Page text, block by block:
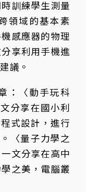
訓練學生測量
領域的基本素
感應器的物理
享利用手機進
議。
：〈動手玩科
分享在國小利
式設計，進行
〈量子力學之
文分享在高中
之美，電腦叢